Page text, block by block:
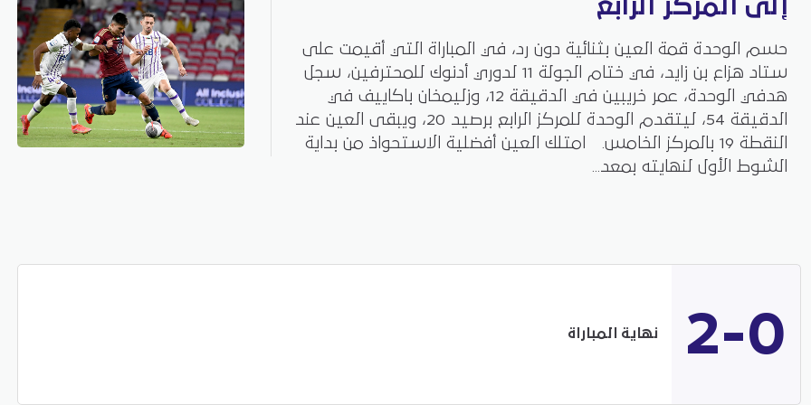
إلى المركز الرابع
حسم الوحدة قمة العين بثنائية دون رد، في المباراة التي أقيمت على
ستاد هزاع بن زايد، في ختام الجولة 11 لدوري أدنوك للمحترفين، سجل
هدفي الوحدة، عمر خريبين في الدقيقة 12، وزليمخان باكاييف في
الدقيقة 54، ليتقدم الوحدة للمركز الرابع برصيد 20، ويبقى العين عند
النقطة 19 بالمركز الخامس. امتلك العين أفضلية الاستحواذ من بداية
الشوط الأول لنهايته بمعد...
2-0 نهاية المباراة